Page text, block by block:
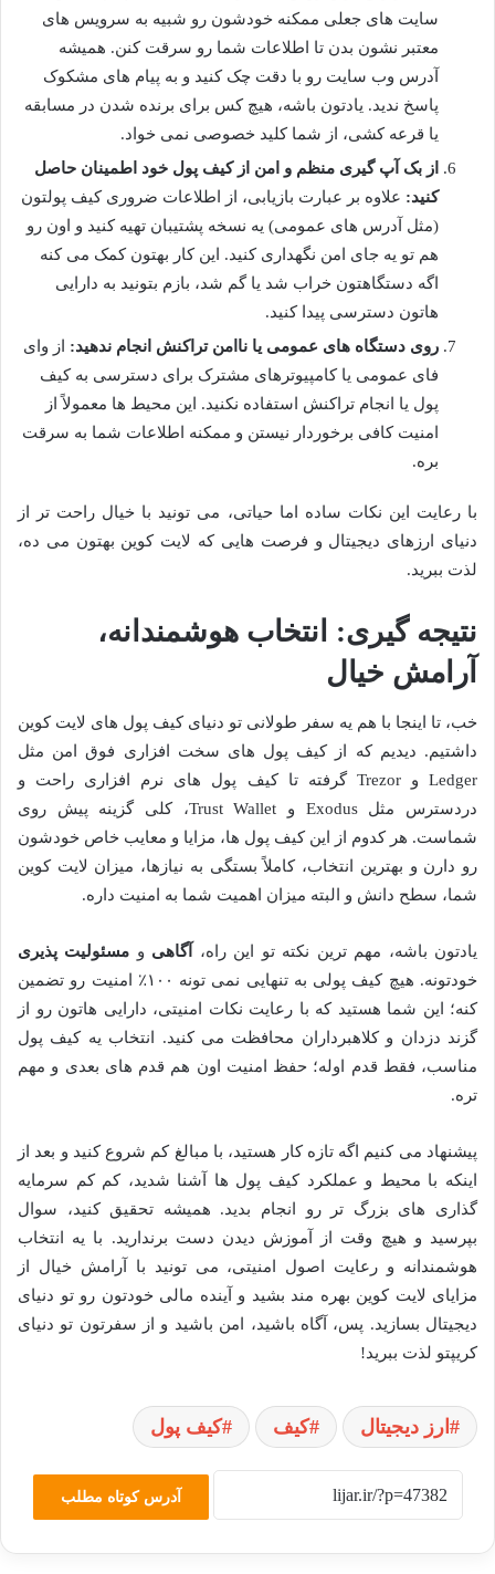
سایت های جعلی ممکنه خودشون رو شبیه به سرویس های
معتبر نشون بدن تا اطلاعات شما رو سرقت کنن. همیشه
آدرس وب سایت رو با دقت چک کنید و به پیام های مشکوک
پاسخ ندید. یادتون باشه، هیچ کس برای برنده شدن در مسابقه
یا قرعه کشی، از شما کلید خصوصی نمی خواد.
از بک آپ گیری منظم و امن از کیف پول خود اطمینان حاصل
کنید: علاوه بر عبارت بازیابی، از اطلاعات ضروری کیف پولتون
(مثل آدرس های عمومی) یه نسخه پشتیبان تهیه کنید و اون رو
هم تو یه جای امن نگهداری کنید. این کار بهتون کمک می کنه
اگه دستگاهتون خراب شد یا گم شد، بازم بتونید به دارایی
هاتون دسترسی پیدا کنید.
روی دستگاه های عمومی یا ناامن تراکنش انجام ندهید: از وای
فای عمومی یا کامپیوترهای مشترک برای دسترسی به کیف
پول یا انجام تراکنش استفاده نکنید. این محیط ها معمولاً از
امنیت کافی برخوردار نیستن و ممکنه اطلاعات شما به سرقت
بره.
با رعایت این نکات ساده اما حیاتی، می تونید با خیال راحت تر از
دنیای ارزهای دیجیتال و فرصت هایی که لایت کوین بهتون می ده،
لذت ببرید.
نتیجه گیری: انتخاب هوشمندانه،
آرامش خیال
خب، تا اینجا با هم یه سفر طولانی تو دنیای کیف پول های لایت کوین
داشتیم. دیدیم که از کیف پول های سخت افزاری فوق امن مثل
Ledger و Trezor گرفته تا کیف پول های نرم افزاری راحت و
دردسترس مثل Exodus و Trust Wallet، کلی گزینه پیش روی
شماست. هر کدوم از این کیف پول ها، مزایا و معایب خاص خودشون
رو دارن و بهترین انتخاب، کاملاً بستگی به نیازها، میزان لایت کوین
شما، سطح دانش و البته میزان اهمیت شما به امنیت داره.
یادتون باشه، مهم ترین نکته تو این راه، آگاهی و مسئولیت پذیری
خودتونه. هیچ کیف پولی به تنهایی نمی تونه ۱۰۰٪ امنیت رو تضمین
کنه؛ این شما هستید که با رعایت نکات امنیتی، دارایی هاتون رو از
گزند دزدان و کلاهبرداران محافظت می کنید. انتخاب یه کیف پول
مناسب، فقط قدم اوله؛ حفظ امنیت اون هم قدم های بعدی و مهم
تره.
پیشنهاد می کنیم اگه تازه کار هستید، با مبالغ کم شروع کنید و بعد از
اینکه با محیط و عملکرد کیف پول ها آشنا شدید، کم کم سرمایه
گذاری های بزرگ تر رو انجام بدید. همیشه تحقیق کنید، سوال
بپرسید و هیچ وقت از آموزش دیدن دست برندارید. با یه انتخاب
هوشمندانه و رعایت اصول امنیتی، می تونید با آرامش خیال از
مزایای لایت کوین بهره مند بشید و آینده مالی خودتون رو تو دنیای
دیجیتال بسازید. پس، آگاه باشید، امن باشید و از سفرتون تو دنیای
کریپتو لذت ببرید!
ارز دیجیتال کیف کیف پول
آدرس کوتاه مطلب